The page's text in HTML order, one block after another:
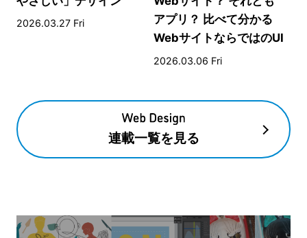
2026.03.27 Fri
アプリ？ 比べて分かる
WebサイトならではのUI
とデザイン
2026.03.06 Fri
連載一覧を見る